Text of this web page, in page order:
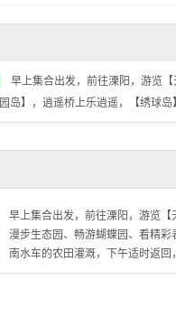
早上集合出发，前往溧阳，游览
园岛】，逍遥桥上乐逍遥，【绣球
早上集合出发，前往溧阳，游览【
漫步生态园、畅游蝴蝶园、看精
南水车的农田灌溉，下午适时返回